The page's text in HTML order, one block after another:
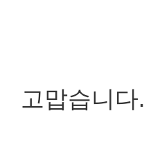
고맙습니다.